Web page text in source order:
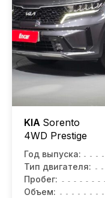
KIA Sorento
4WD Prestige
Год выпуска:
Тип двигателя:
Пробег:
Объем: